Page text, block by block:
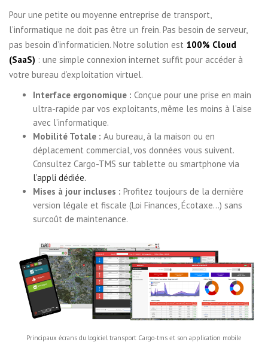
Pour une petite ou moyenne entreprise de transport,
l’informatique ne doit pas être un frein. Pas besoin de serveur,
pas besoin d’informaticien. Notre solution est 100% Cloud
(SaaS) : une simple connexion internet suffit pour accéder à
votre bureau d’exploitation virtuel.
Interface ergonomique : Conçue pour une prise en main
ultra-rapide par vos exploitants, même les moins à l’aise
avec l’informatique.
Mobilité Totale : Au bureau, à la maison ou en
déplacement commercial, vos données vous suivent.
Consultez Cargo-TMS sur tablette ou smartphone via
l’appli dédiée.
Mises à jour incluses : Profitez toujours de la dernière
version légale et fiscale (Loi Finances, Écotaxe…) sans
surcoût de maintenance.
Principaux écrans du logiciel transport Cargo-tms et son application mobile